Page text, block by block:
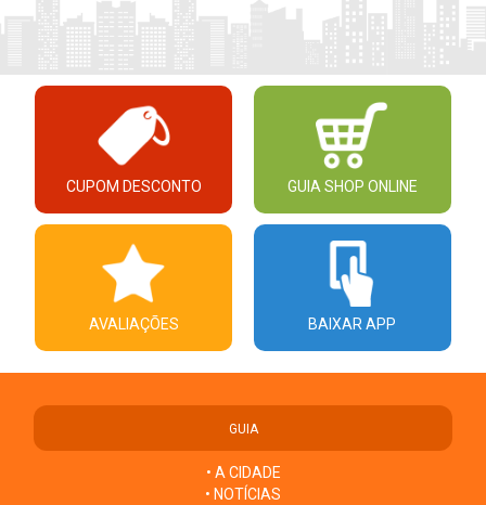
CUPOM DESCONTO GUIA SHOP ONLINE
AVALIAÇÕES BAIXAR APP
GUIA
• A CIDADE
• NOTÍCIAS